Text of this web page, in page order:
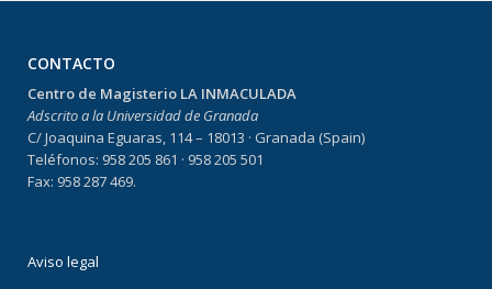
CONTACTO
Centro de Magisterio LA INMACULADA
Adscrito a la Universidad de Granada
C/ Joaquina Eguaras, 114 – 18013 · Granada (Spain)
Teléfonos: 958 205 861 · 958 205 501
Fax: 958 287 469.
Aviso legal